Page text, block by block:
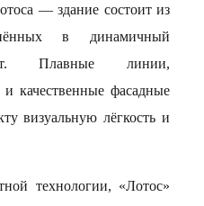
— здание состоит из
в динамичный
Плавные линии,
и качественные фасадные
визуальную лёгкость и
технологии, «Лотос»